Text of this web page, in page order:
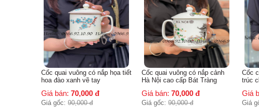
có nắp họa tiết
Cốc quai vuông có nắp cảnh
Hà Nội cao cấp Bát Tràng
Giá bán:70,000
Giá gốc:90,000
Cốc chóp lửa có nắp họa tiết
trúc chuồn
Giá bán:70,000
Giá gốc:90,000